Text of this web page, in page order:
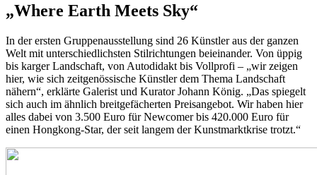
„Where Earth Meets Sky“
In der ersten Gruppenausstellung sind 26 Künstler aus der ganzen
Welt mit unterschiedlichsten Stilrichtungen beieinander. Von üppig
bis karger Landschaft, von Autodidakt bis Vollprofi – „wir zeigen
hier, wie sich zeitgenössische Künstler dem Thema Landschaft
nähern“, erklärte Galerist und Kurator Johann König. „Das spiegelt
sich auch im ähnlich breitgefächerten Preisangebot. Wir haben hier
alles dabei von 3.500 Euro für Newcomer bis 420.000 Euro für
einen Hongkong-Star, der seit langem der Kunstmarktkrise trotzt.“